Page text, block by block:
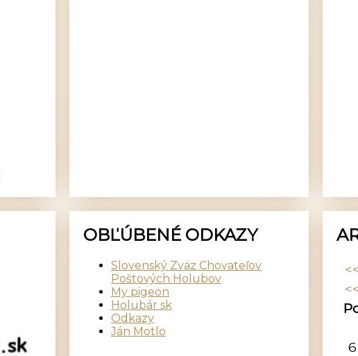
OBĽÚBENÉ ODKAZY
Slovenský Zväz Chovateľov
Poštových Holubov
My pigeon
Holubár sk
Odkazy
Ján Motlo
6